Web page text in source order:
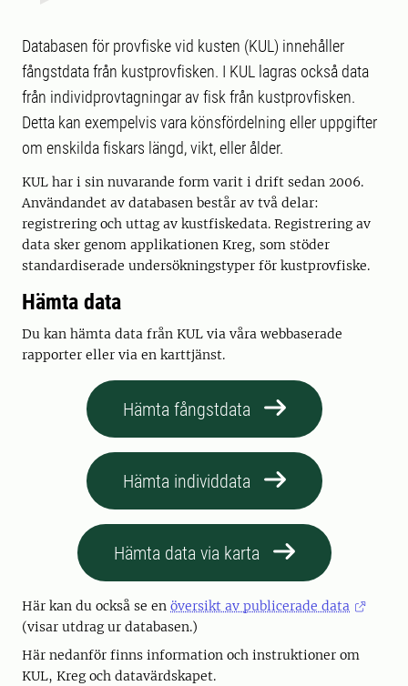
Databasen för provfiske vid kusten (KUL) innehåller
fångstdata från kustprovfisken. I KUL lagras också data
från individprovtagningar av fisk från kustprovfisken.
Detta kan exempelvis vara könsfördelning eller uppgifter
om enskilda fiskars längd, vikt, eller ålder.
KUL har i sin nuvarande form varit i drift sedan 2006.
Användandet av databasen består av två delar:
registrering och uttag av kustfiskedata. Registrering av
data sker genom applikationen Kreg, som stöder
standardiserade undersökningstyper för kustprovfiske.
Hämta data
Du kan hämta data från KUL via våra webbaserade
rapporter eller via en karttjänst.
Hämta fångstdata
Hämta individdata
Hämta data via karta
Här kan du också se en översikt av publicerade data
(visar utdrag ur databasen.)
Här nedanför finns information och instruktioner om
KUL, Kreg och datavärdskapet.